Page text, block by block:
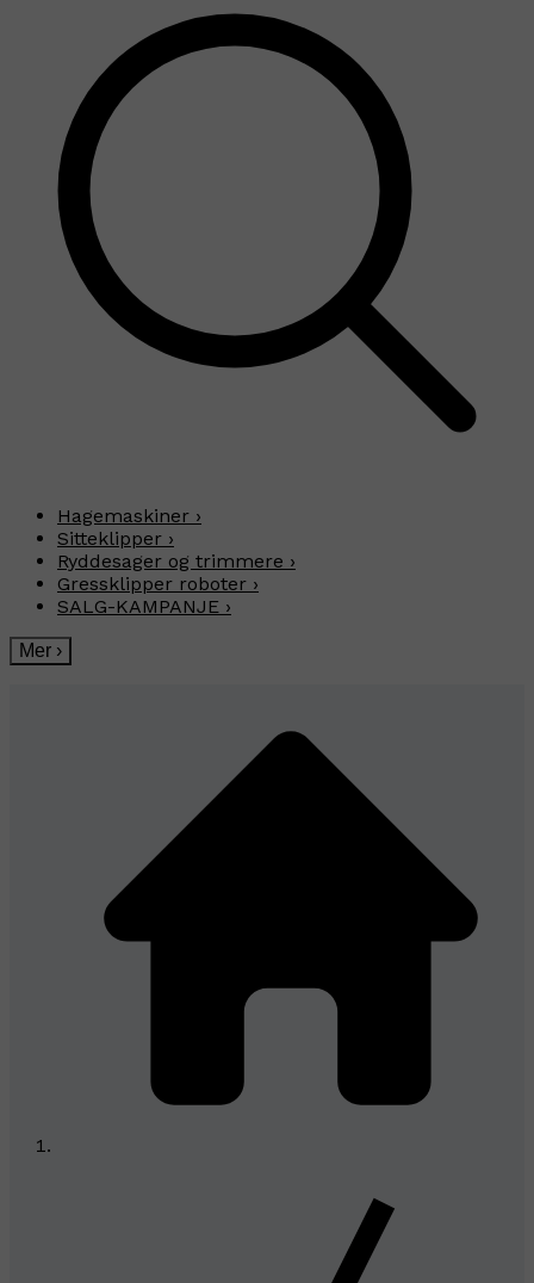
Hagemaskiner ›
Sitteklipper ›
Ryddesager og trimmere ›
Gressklipper roboter ›
SALG-KAMPANJE ›
Mer ›